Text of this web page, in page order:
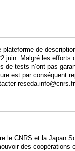
plateforme de
juin. Malgré les efforts
de tests n’ont pas
est par conséquent
reseda.info@cnrs.fr
le CNRS et la Japan
des coopérations